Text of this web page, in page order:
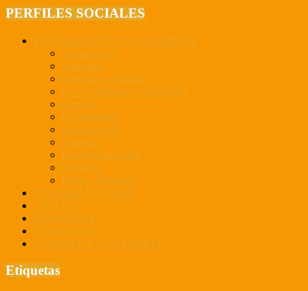
PERFILES SOCIALES
ENTRADAS POR CATEGORÍAS
Arqueología
Arte sacro
Casonas y Palacios
Cascos urbanos con historia
Cuevas
Curiosidades
Gastronomía
Historias
Paisajes naturales
Senderos
Fiestas Populares
LOCALIZACIONES
VÍDEOS
NOSOTROS
CONTACTO
COMER EN CANTABRIA
Etiquetas